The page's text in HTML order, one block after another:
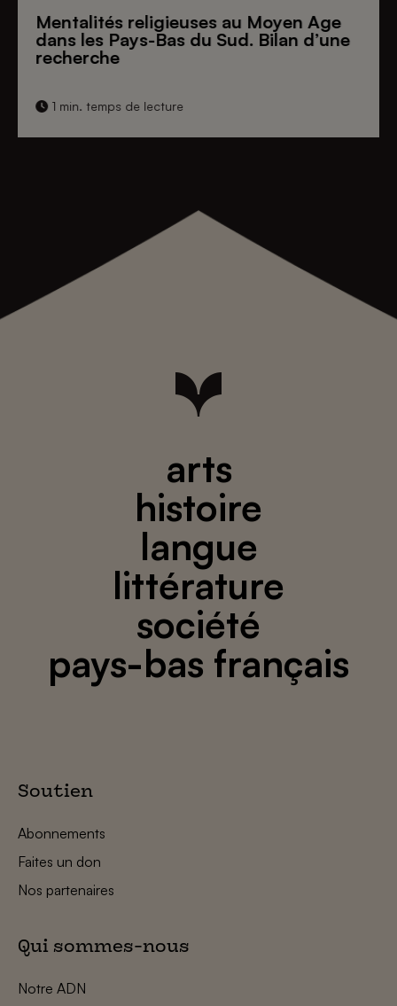
Mentalités religieuses au Moyen Age
dans les Pays-Bas du Sud. Bilan d’une
recherche
1 min. temps de lecture
arts
histoire
langue
littérature
société
pays-bas français
Soutien
Abonnements
Faites un don
Nos partenaires
Qui sommes-nous
Notre ADN